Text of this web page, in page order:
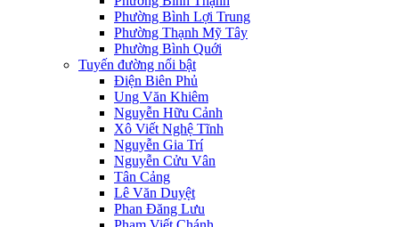
Phường Bình Lợi Trung
Phường Thạnh Mỹ Tây
Phường Bình Quới
Tuyến đường nổi bật
Điện Biên Phủ
Ung Văn Khiêm
Nguyễn Hữu Cảnh
Xô Viết Nghệ Tĩnh
Nguyễn Gia Trí
Nguyễn Cửu Vân
Tân Cảng
Lê Văn Duyệt
Phan Đăng Lưu